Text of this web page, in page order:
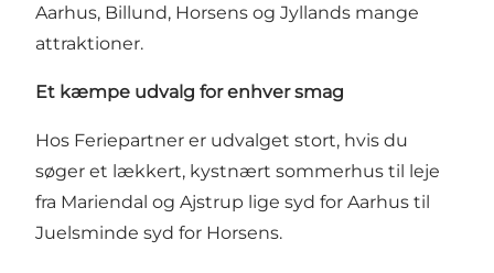
Aarhus, Billund, Horsens og Jyllands mange
attraktioner.
Et kæmpe udvalg for enhver smag
Hos Feriepartner er udvalget stort, hvis du
søger et lækkert, kystnært sommerhus til leje
fra Mariendal og Ajstrup lige syd for Aarhus til
Juelsminde syd for Horsens.